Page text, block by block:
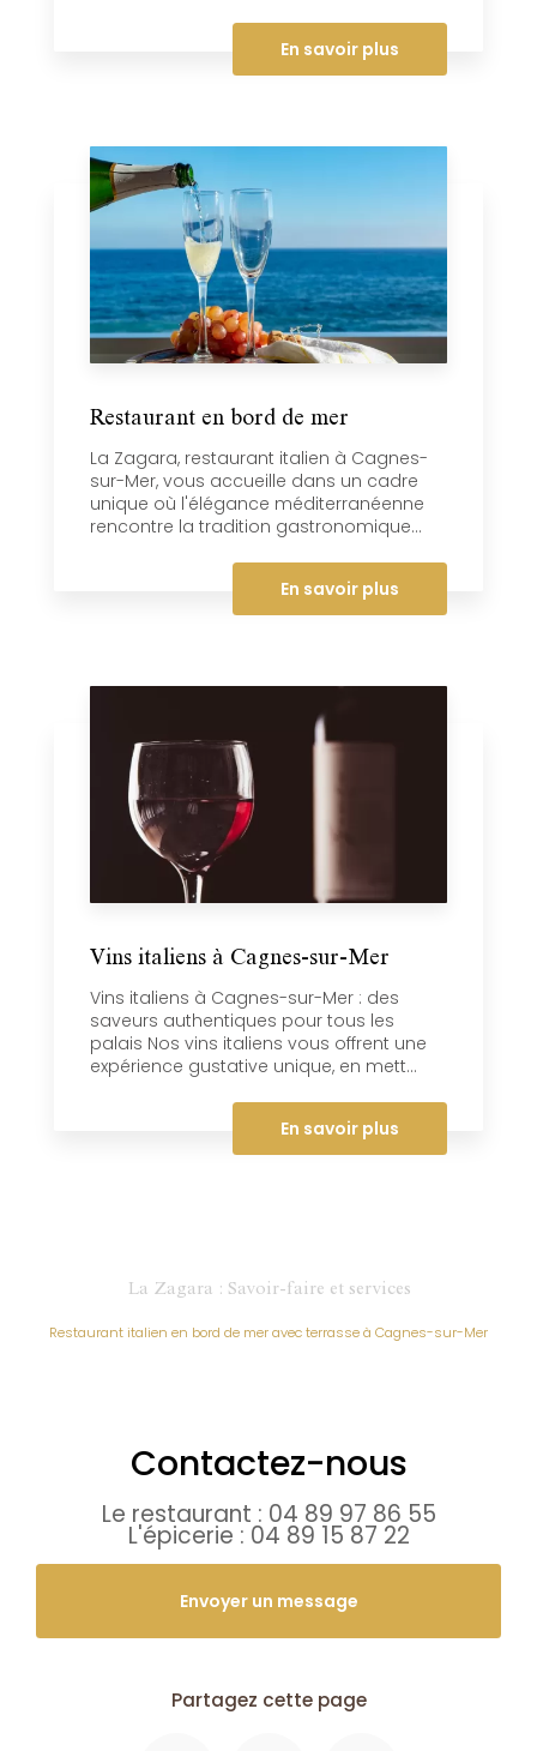
En savoir plus
Restaurant en bord de mer
La Zagara, restaurant italien à Cagnes-
sur-Mer, vous accueille dans un cadre
unique où l'élégance méditerranéenne
rencontre la tradition gastronomique...
En savoir plus
Vins italiens à Cagnes-sur-Mer
Vins italiens à Cagnes-sur-Mer : des
saveurs authentiques pour tous les
palais Nos vins italiens vous offrent une
expérience gustative unique, en mett...
En savoir plus
La Zagara : Savoir-faire et services
Restaurant italien en bord de mer avec terrasse à Cagnes-sur-Mer
Contactez-nous
Le restaurant : 04 89 97 86 55
L'épicerie : 04 89 15 87 22
Envoyer un message
Partagez cette page